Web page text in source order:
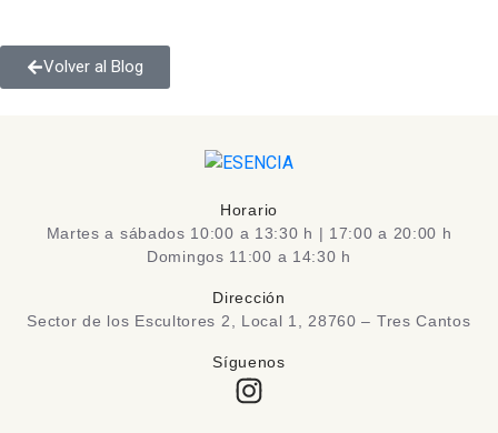
Volver al Blog
Horario
Martes a sábados 10:00 a 13:30 h | 17:00 a 20:00 h
Domingos 11:00 a 14:30 h
Dirección
Sector de los Escultores 2, Local 1, 28760 – Tres Cantos
Síguenos